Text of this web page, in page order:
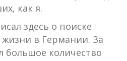
как я.
здесь о поиске
в Германии. За
большое количество